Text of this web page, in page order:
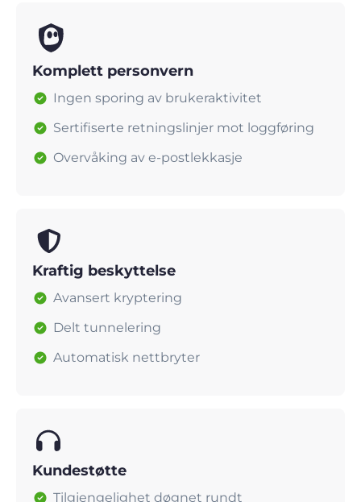
Komplett personvern
Ingen sporing av brukeraktivitet
Sertifiserte retningslinjer mot loggføring
Overvåking av e-postlekkasje
Kraftig beskyttelse
Avansert kryptering
Delt tunnelering
Automatisk nettbryter
Kundestøtte
Tilgjengelighet døgnet rundt